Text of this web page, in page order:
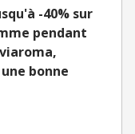
-40% sur
pendant
bonne